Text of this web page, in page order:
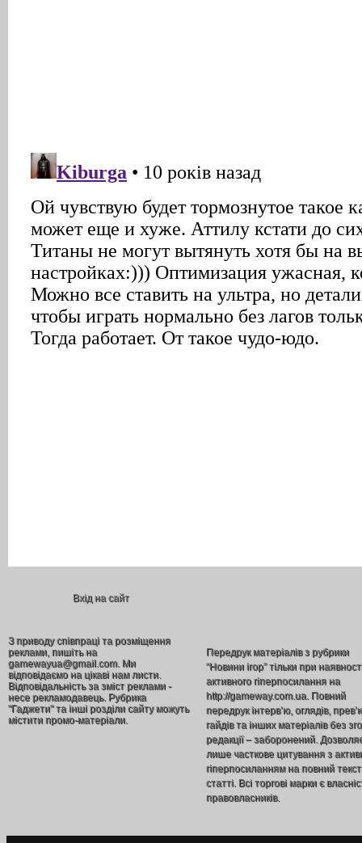
Вхід на сайт
З приводу співпраці та розміщення
реклами, пишіть на
gamewayua@gmail.com. Ми
відповідаємо на цікаві нам листи.
Відповідальність за зміст реклами -
несе рекламодавець. Рубрика
"Гаджети" та інші розділи сайту можуть
містити промо-матеріали.
Передрук матеріалів з рубрики
“Новини ігор” тільки при
активного гіперпосилання на
http://gameway.com.ua. Повний
передрук інтерв’ю, оглядів,
гайдів та інших матеріалів без
редакції – заборонений.
лише часткове цитування з
гіперпосиланням на повний текст
статті. Всі торгові марки є
правовласників.